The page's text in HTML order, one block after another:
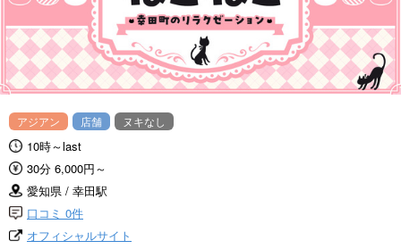
アジアン 店舗 ヌキなし
10時～last
30分 6,000円～
愛知県 / 幸田駅
口コミ 0件
オフィシャルサイト